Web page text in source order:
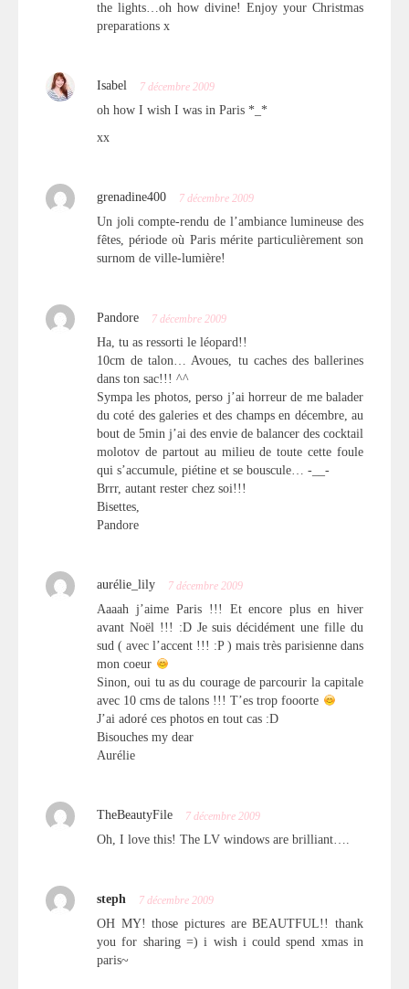
the lights…oh how divine! Enjoy your Christmas
preparations x
Isabel 7 décembre 2009
oh how I wish I was in Paris *_*
xx
grenadine400 7 décembre 2009
Un joli compte-rendu de l’ambiance lumineuse des
fêtes, période où Paris mérite particulièrement son
surnom de ville-lumière!
Pandore 7 décembre 2009
Ha, tu as ressorti le léopard!!
10cm de talon… Avoues, tu caches des ballerines
dans ton sac!!! ^^
Sympa les photos, perso j’ai horreur de me balader
du coté des galeries et des champs en décembre, au
bout de 5min j’ai des envie de balancer des cocktail
molotov de partout au milieu de toute cette foule
qui s’accumule, piétine et se bouscule… -__-
Brrr, autant rester chez soi!!!
Bisettes,
Pandore
aurélie_lily 7 décembre 2009
Aaaah j’aime Paris !!! Et encore plus en hiver
avant Noël !!! :D Je suis décidément une fille du
sud ( avec l’accent !!! :P ) mais très parisienne dans
mon coeur
Sinon, oui tu as du courage de parcourir la capitale
avec 10 cms de talons !!! T’es trop fooorte
J’ai adoré ces photos en tout cas :D
Bisouches my dear
Aurélie
TheBeautyFile 7 décembre 2009
Oh, I love this! The LV windows are brilliant….
steph 7 décembre 2009
OH MY! those pictures are BEAUTFUL!! thank
you for sharing =) i wish i could spend xmas in
paris~